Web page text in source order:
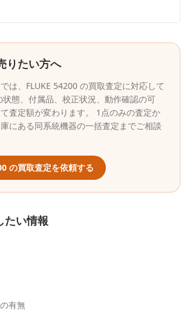
りたい方へ
では、 FLUKE 54200 の買取査定に対応して
状態、付属品、校正状況、動作確認の可
査定額が変わります。 1点のみの査定か
にある同系統機器の一括査定までご相談
の買取査定を依頼する
たい情報
有無